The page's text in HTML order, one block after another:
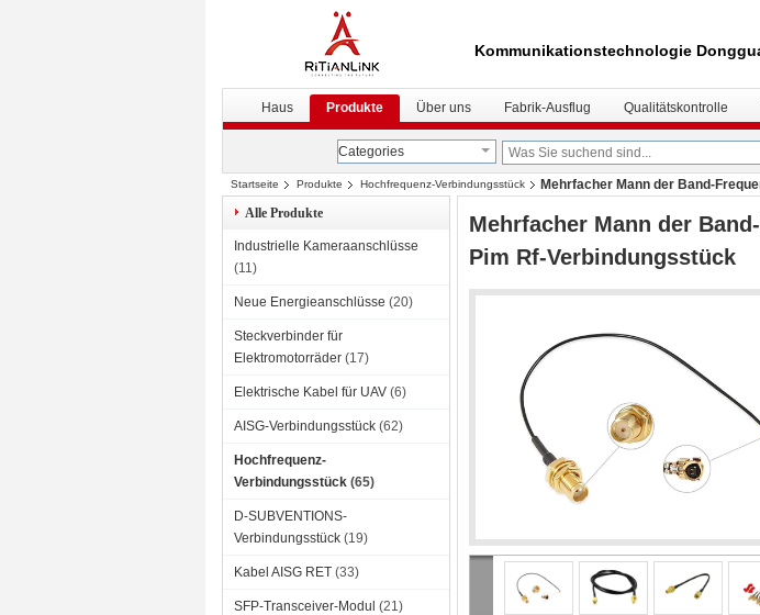
Kommunikationstechnologie
Haus Produkte Über uns Fabrik-Ausflug Qualitätskontrolle
Categories
Startseite Produkte Hochfrequenz-Verbindungsstück
Mehrfacher Mann der Band-
Alle Produkte
Industrielle Kameraanschlüsse
(11)
Neue Energieanschlüsse (20)
Steckverbinder für
Elektromotorräder (17)
Elektrische Kabel für UAV (6)
AISG-Verbindungsstück (62)
Hochfrequenz-
Verbindungsstück (65)
D-SUBVENTIONS-
Verbindungsstück (19)
Kabel AISG RET (33)
SFP-Transceiver-Modul (21)
Mehrfacher Mann der
Pim Rf-Verbindungsstück